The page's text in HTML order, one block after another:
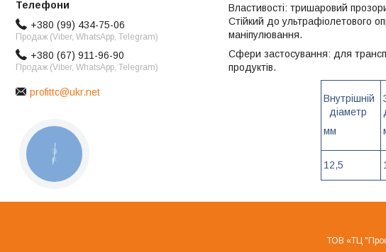
Властивості: тришаровий
Стійкий до ультрафіолетового
маніпулювання.
Сфери застосування: для
продуктів.
Внутрішній
діаметр
мм
12,5
+380 (99) 434-75-06
Продаж (Viber, WhatsApp, Telegram)
+380 (67) 911-96-90
Продаж (Viber, WhatsApp, Telegram)
profittc@ukr.net
КНОПКА
ЗВ'ЯЗКУ